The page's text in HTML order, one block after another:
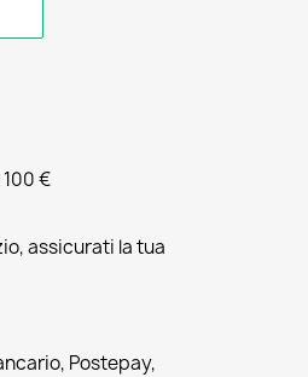
€
assicurati la tua
Postepay,